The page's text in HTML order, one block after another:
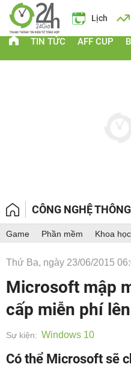
Lịch Tin mới
TIN TỨC AFF CUP
CÔNG NGHỆ
Game Phần mềm Khoa học
Thứ Ba, ngày 23/06/2015
Microsoft mập
cấp miễn phí
Sự kiện: Windows 10
Có thể Microsoft sẽ